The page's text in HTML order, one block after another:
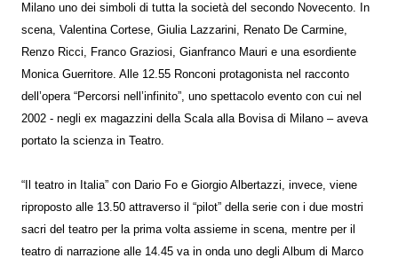
Milano uno dei simboli di tutta la società del secondo Novecento. In
scena, Valentina Cortese, Giulia Lazzarini, Renato De Carmine,
Renzo Ricci, Franco Graziosi, Gianfranco Mauri e una esordiente
Monica Guerritore. Alle 12.55 Ronconi protagonista nel racconto
dell’opera “Percorsi nell’infinito”, uno spettacolo evento con cui nel
2002 - negli ex magazzini della Scala alla Bovisa di Milano – aveva
portato la scienza in Teatro.
“Il teatro in Italia” con Dario Fo e Giorgio Albertazzi, invece, viene
riproposto alle 13.50 attraverso il “pilot” della serie con i due mostri
sacri del teatro per la prima volta assieme in scena, mentre per il
teatro di narrazione alle 14.45 va in onda uno degli Album di Marco